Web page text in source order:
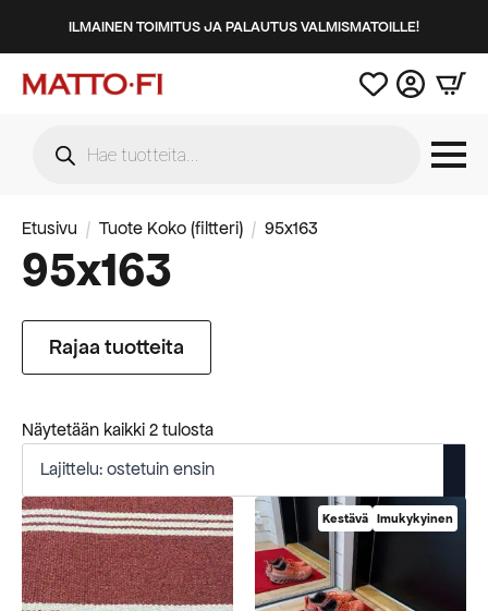
ILMAINEN TOIMITUS JA PALAUTUS VALMISMATOILLE!
search
Etusivu Tuote Koko (filtteri) 95x163
95x163
Rajaa tuotteita
Näytetään kaikki 2 tulostaSuosituimmat
Kestävä Imukykyinen